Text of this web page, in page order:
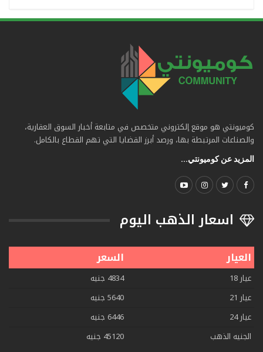
كوميونتي هو موقع إلكتروني متخصص في متابعة أخبار السوق العقارية،
والصناعات المرتبطة بها، ورصد أبرز القضايا التي تهم القطاع بالكامل.
المزيد عن كوميونتي...
اسعار الذهب اليوم
العيار السعر
عيار 18
4834 جنيه
عيار 21
5640 جنيه
عيار 24
6446 جنيه
الجنيه الذهب
45120 جنيه